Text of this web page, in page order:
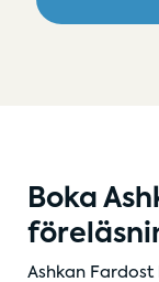
Boka
Ashkan